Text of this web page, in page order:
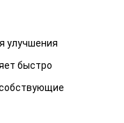
улучшения
быстро